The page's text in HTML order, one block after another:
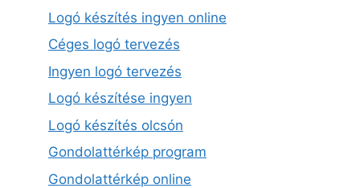
Logó készítés ingyen online
Céges logó tervezés
Ingyen logó tervezés
Logó készítése ingyen
Logó készítés olcsón
Gondolattérkép program
Gondolattérkép online